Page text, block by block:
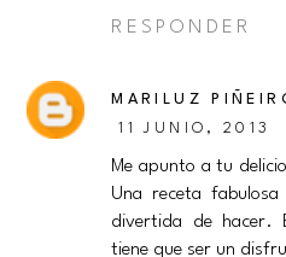
RESPONDER
MARILUZ
11 JUNIO, 2013
Me apunto a tu
Una receta
divertida de hacer.
tiene que ser un